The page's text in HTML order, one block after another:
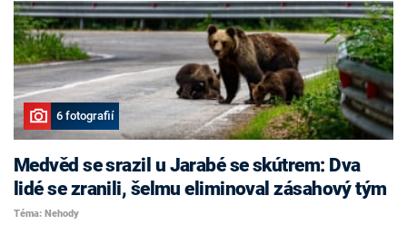
6 fotografií
Medvěd se srazil u Jarabé se skútrem: Dva
lidé se zranili, šelmu eliminoval zásahový tým
Téma: Nehody